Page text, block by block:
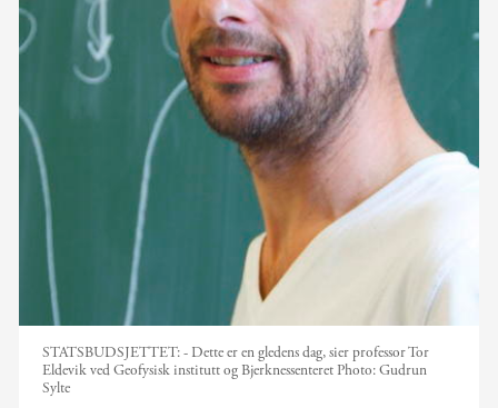
STATSBUDSJETTET: - Dette er en gledens dag, sier professor Tor
Eldevik ved Geofysisk institutt og Bjerknessenteret Photo:Gudrun
Sylte